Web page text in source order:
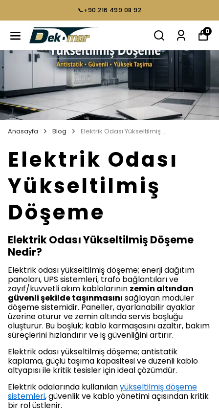
📞+90 216 499 08 92
0
Anasayfa Blog Elektrik Odası Yükseltilmiş Döşeme
Elektrik Odası
Yükseltilmiş
Döşeme
Elektrik Odası Yükseltilmiş Döşeme
Nedir?
Elektrik odası yükseltilmiş döşeme; enerji dağıtım
panoları, UPS sistemleri, trafo bağlantıları ve
zayıf/kuvvetli akım kablolarının zemin altından
güvenli şekilde taşınmasını sağlayan modüler
döşeme sistemidir. Paneller, ayarlanabilir ayaklar
üzerine oturur ve zemin altında servis boşluğu
oluşturur. Bu boşluk; kablo karmaşasını azaltır, bakım
süreçlerini hızlandırır ve iş güvenliğini artırır.
Elektrik odası yükseltilmiş döşeme; antistatik
kaplama, güçlü taşıma kapasitesi ve düzenli kablo
altyapısı ile kritik tesisler için ideal çözümdür.
Elektrik odalarında kullanılanyükseltilmiş döşeme
sistemleri, güvenlik ve kablo yönetimi açısından kritik
bir rol üstlenir.